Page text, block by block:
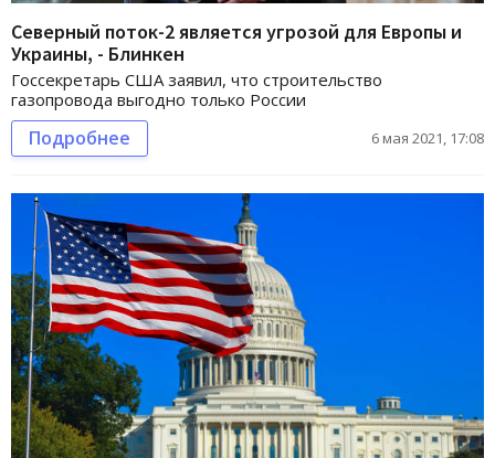
Северный поток-2 является угрозой для Европы и
Украины, - Блинкен
Госсекретарь США заявил, что строительство
газопровода выгодно только России
Подробнее 6 мая 2021, 17:08